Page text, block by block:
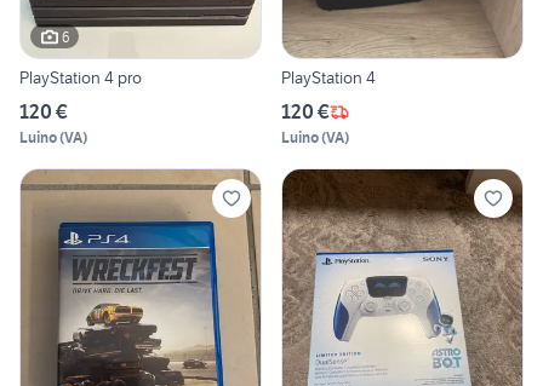
6
PlayStation 4 pro
120 €
Luino(VA)
PlayStation 4
120 €
Luino(VA)